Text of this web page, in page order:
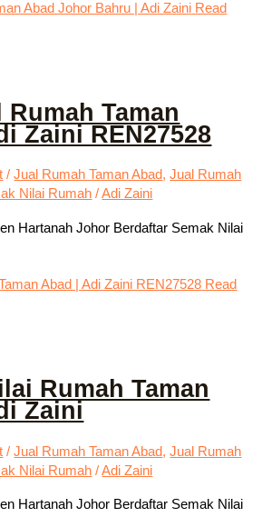
Abad Johor Bahru | Adi Zaini Read
Taman
Zaini REN27528
/Jual Rumah Taman Abad,Jual Rumah
Nilai Rumah /Adi Zaini
Hartanah Johor Berdaftar Semak Nilai
Abad | Adi Zaini REN27528 Read
Rumah Taman
Zaini
/Jual Rumah Taman Abad,Jual Rumah
Nilai Rumah /Adi Zaini
Hartanah Johor Berdaftar Semak Nilai